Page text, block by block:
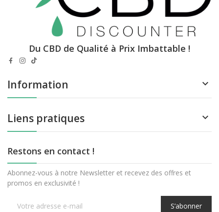
Du CBD de Qualité à Prix Imbattable !
Information 
Liens pratiques 
Restons en contact !
Abonnez-vous à notre Newsletter et recevez des offres et
promos en exclusivité !
S’abonner